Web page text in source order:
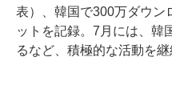
表）、韓国で300万ダウン
ットを記録。7月には、韓
るなど、積極的な活動を継